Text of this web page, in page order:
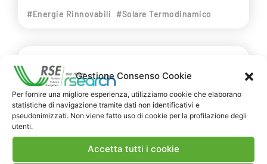
Gestione Consenso Cookie
Per fornire una migliore esperienza, utilizziamo cookie che elaborano
statistiche di navigazione tramite dati non identificativi e
pseudonimizzati. Non viene fatto uso di cookie per la profilazione degli
utenti.
Accetta tutti i cookie
#Energie Rinnovabili #Solare Termodinamico
2015
Soluzioni impiantistiche “pannelli
solari-pompa di calore” proposte
per la climatizzazione e per la